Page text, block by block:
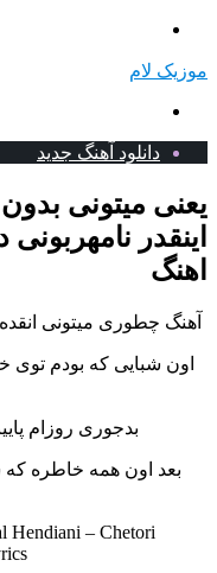
لام
جستجو
دانلود آهنگ جدید
میتونی بدون
نامهربونی
چطوری میتونی انقده بد
شبایی که بودم توی خودم
بدجوری روزام
اون همه خاطره که
Hendiani – Chetori
lyrics